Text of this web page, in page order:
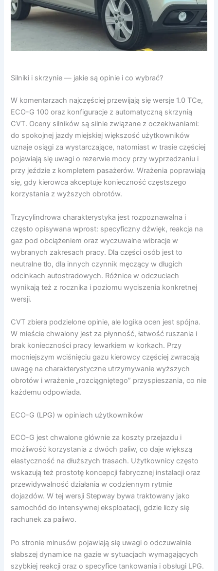
Silniki i skrzynie — jakie są opinie i co wybrać?
W komentarzach najczęściej przewijają się wersje 1.0 TCe,
ECO-G 100 oraz konfiguracje z automatyczną skrzynią
CVT. Oceny silników są silnie związane z oczekiwaniami:
do spokojnej jazdy miejskiej większość użytkowników
uznaje osiągi za wystarczające, natomiast w trasie częściej
pojawiają się uwagi o rezerwie mocy przy wyprzedzaniu i
przy jeździe z kompletem pasażerów. Wrażenia poprawiają
się, gdy kierowca akceptuje konieczność częstszego
korzystania z wyższych obrotów.
Trzycylindrowa charakterystyka jest rozpoznawalna i
często opisywana wprost: specyficzny dźwięk, reakcja na
gaz pod obciążeniem oraz wyczuwalne wibracje w
wybranych zakresach pracy. Dla części osób jest to
neutralne tło, dla innych czynnik męczący w długich
odcinkach autostradowych. Różnice w odczuciach
wynikają też z rocznika i poziomu wyciszenia konkretnej
wersji.
CVT zbiera podzielone opinie, ale logika ocen jest spójna.
W mieście chwalony jest za płynność, łatwość ruszania i
brak konieczności pracy lewarkiem w korkach. Przy
mocniejszym wciśnięciu gazu kierowcy częściej zwracają
uwagę na charakterystyczne utrzymywanie wyższych
obrotów i wrażenie „rozciągniętego” przyspieszania, co nie
każdemu odpowiada.
ECO-G (LPG) w opiniach użytkowników
ECO-G jest chwalone głównie za koszty przejazdu i
możliwość korzystania z dwóch paliw, co daje większą
elastyczność na dłuższych trasach. Użytkownicy często
wskazują też prostotę koncepcji fabrycznej instalacji oraz
przewidywalność działania w codziennym rytmie
dojazdów. W tej wersji Stepway bywa traktowany jako
samochód do intensywnej eksploatacji, gdzie liczy się
rachunek za paliwo.
Po stronie minusów pojawiają się uwagi o odczuwalnie
słabszej dynamice na gazie w sytuacjach wymagających
szybkiej reakcji oraz o specyfice tankowania i obsługi LPG.